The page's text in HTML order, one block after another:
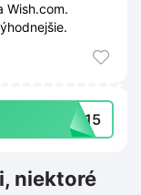
Wish.com.
ST15
niektoré